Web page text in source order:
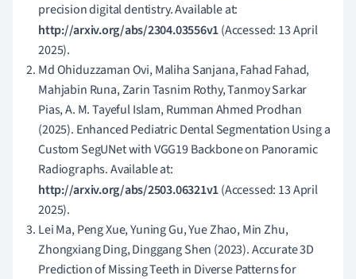
precision digital dentistry. Available at:
http://arxiv.org/abs/2304.03556v1(Accessed: 13 April
2025).
Md Ohiduzzaman Ovi, Maliha Sanjana, Fahad Fahad,
Mahjabin Runa, Zarin Tasnim Rothy, Tanmoy Sarkar
Pias, A. M. Tayeful Islam, Rumman Ahmed Prodhan
(2025). Enhanced Pediatric Dental Segmentation Using a
Custom SegUNet with VGG19 Backbone on Panoramic
Radiographs. Available at:
http://arxiv.org/abs/2503.06321v1(Accessed: 13 April
2025).
Lei Ma, Peng Xue, Yuning Gu, Yue Zhao, Min Zhu,
Zhongxiang Ding, Dinggang Shen (2023). Accurate 3D
Prediction of Missing Teeth in Diverse Patterns for